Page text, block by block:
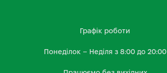
Графік роботи
Понеділок – Неділя з 8:00 до 20:00